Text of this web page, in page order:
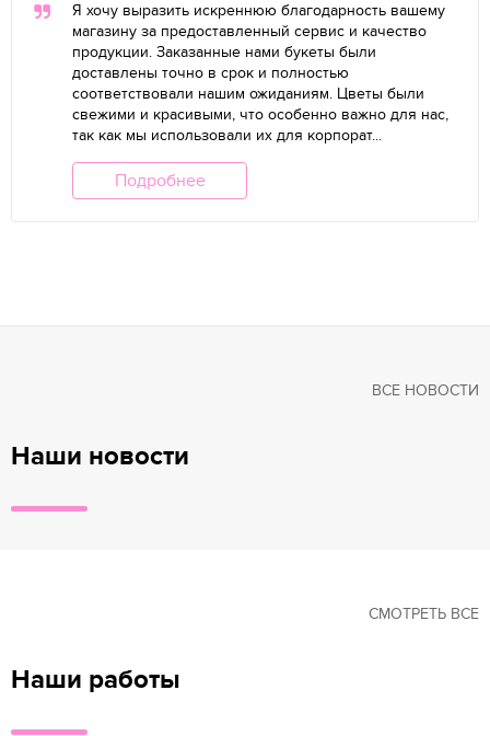
Я хочу выразить искреннюю благодарность вашему
магазину за предоставленный сервис и качество
продукции. Заказанные нами букеты были
доставлены точно в срок и полностью
соответствовали нашим ожиданиям. Цветы были
свежими и красивыми, что особенно важно для нас,
так как мы использовали их для корпорат...
Подробнее
Наши новости
ВСЕ НОВОСТИ
Наши работы
СМОТРЕТЬ ВСЕ